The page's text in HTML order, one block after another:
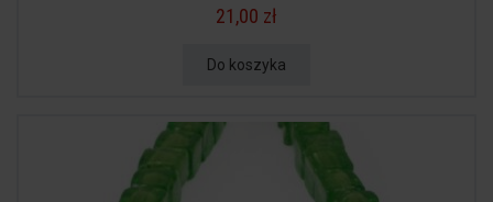
21,00 zł
Do koszyka